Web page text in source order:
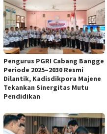
Pengurus PGRI Cabang Bangge
Periode 2025–2030 Resmi
Dilantik, Kadisdikpora Majene
Tekankan Sinergitas Mutu
Pendidikan